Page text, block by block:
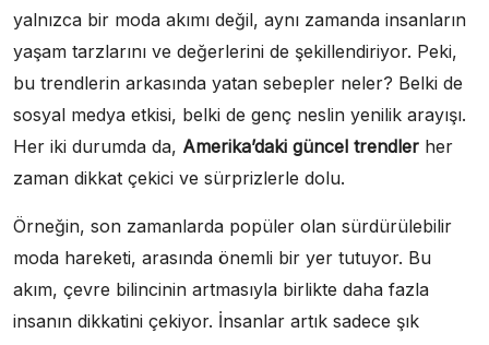
yalnızca bir moda akımı değil, aynı zamanda insanların
yaşam tarzlarını ve değerlerini de şekillendiriyor. Peki,
bu trendlerin arkasında yatan sebepler neler? Belki de
sosyal medya etkisi, belki de genç neslin yenilik arayışı.
Her iki durumda da, Amerika’daki güncel trendler her
zaman dikkat çekici ve sürprizlerle dolu.
Örneğin, son zamanlarda popüler olan sürdürülebilir
moda hareketi, arasında önemli bir yer tutuyor. Bu
akım, çevre bilincinin artmasıyla birlikte daha fazla
insanın dikkatini çekiyor. İnsanlar artık sadece şık